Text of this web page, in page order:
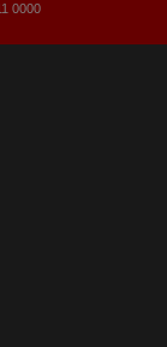
0000